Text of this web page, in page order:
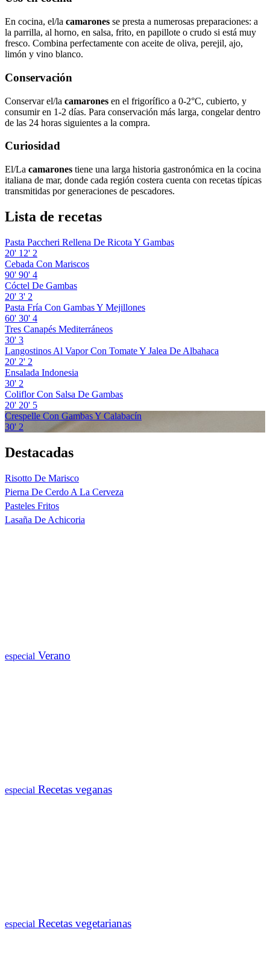
En cocina, el/la camarones se presta a numerosas preparaciones: a
la parrilla, al horno, en salsa, frito, en papillote o crudo si está muy
fresco. Combina perfectamente con aceite de oliva, perejil, ajo,
limón y vino blanco.
Conservación
Conservar el/la camarones en el frigorífico a 0-2°C, cubierto, y
consumir en 1-2 días. Para conservación más larga, congelar dentro
de las 24 horas siguientes a la compra.
Curiosidad
El/La camarones tiene una larga historia gastronómica en la cocina
italiana de mar, donde cada región costera cuenta con recetas típicas
transmitidas por generaciones de pescadores.
Lista de recetas
Pasta Paccheri Rellena De Ricota Y Gambas
20' 12' 2
Cebada Con Mariscos
90' 90' 4
Cóctel De Gambas
20' 3' 2
Pasta Fría Con Gambas Y Mejillones
60' 30' 4
Tres Canapés Mediterráneos
30' 3
Langostinos Al Vapor Con Tomate Y Jalea De Albahaca
20' 2' 2
Ensalada Indonesia
30' 2
Coliflor Con Salsa De Gambas
20' 20' 5
Crespelle Con Gambas Y Calabacín
30' 2
Destacadas
Risotto De Marisco
Pierna De Cerdo A La Cerveza
Pasteles Fritos
Lasaña De Achicoria
especial Verano
especial Recetas veganas
especial Recetas vegetarianas